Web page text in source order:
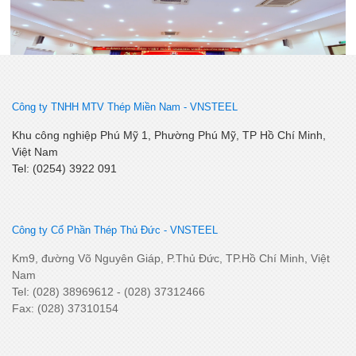
SSCV tăng cường kết nối, phát triển tiêu thụ tại thị trường
Miền Tây Nam Bộ
Công ty TNHH MTV Thép Miền Nam - VNSTEEL
Khu công nghiệp Phú Mỹ 1, Phường Phú Mỹ, TP Hồ Chí Minh,
Việt Nam
Tel: (0254) 3922 091
Công ty Cổ Phần Thép Thủ Đức - VNSTEEL
Km9, đường Võ Nguyên Giáp, P.Thủ Đức, TP.Hồ Chí Minh, Việt
Nam
Tel: (028) 38969612 - (028) 37312466
Fax: (028) 37310154